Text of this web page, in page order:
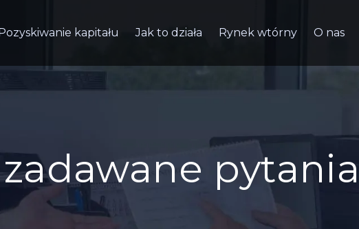
kapitału Jak to działa Rynek wtórny O nas
pytania